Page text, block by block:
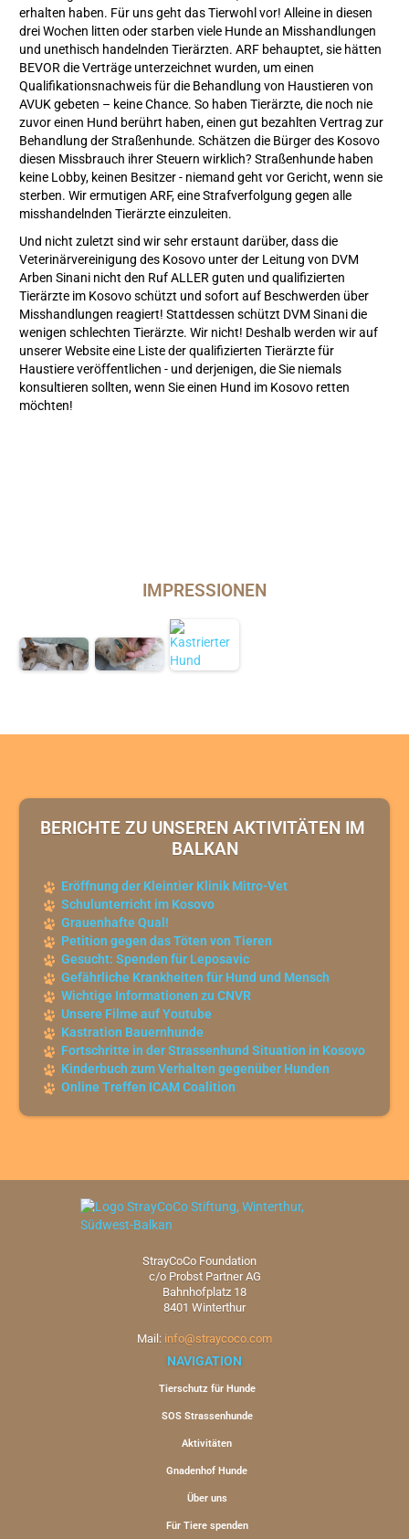
erhalten haben. Für uns geht das Tierwohl vor! Alleine in diesen
drei Wochen litten oder starben viele Hunde an Misshandlungen
und unethisch handelnden Tierärzten. ARF behauptet, sie hätten
BEVOR die Verträge unterzeichnet wurden, um einen
Qualifikationsnachweis für die Behandlung von Haustieren von
AVUK gebeten – keine Chance. So haben Tierärzte, die noch nie
zuvor einen Hund berührt haben, einen gut bezahlten Vertrag zur
Behandlung der Straßenhunde. Schätzen die Bürger des Kosovo
diesen Missbrauch ihrer Steuern wirklich? Straßenhunde haben
keine Lobby, keinen Besitzer - niemand geht vor Gericht, wenn sie
sterben. Wir ermutigen ARF, eine Strafverfolgung gegen alle
misshandelnden Tierärzte einzuleiten.
Und nicht zuletzt sind wir sehr erstaunt darüber, dass die
Veterinärvereinigung des Kosovo unter der Leitung von DVM
Arben Sinani nicht den Ruf ALLER guten und qualifizierten
Tierärzte im Kosovo schützt und sofort auf Beschwerden über
Misshandlungen reagiert! Stattdessen schützt DVM Sinani die
wenigen schlechten Tierärzte. Wir nicht! Deshalb werden wir auf
unserer Website eine Liste der qualifizierten Tierärzte für
Haustiere veröffentlichen - und derjenigen, die Sie niemals
konsultieren sollten, wenn Sie einen Hund im Kosovo retten
möchten!
IMPRESSIONEN
BERICHTE ZU UNSEREN AKTIVITÄTEN IM
BALKAN
Eröffnung der Kleintier Klinik Mitro-Vet
Schulunterricht im Kosovo
Grauenhafte Qual!
Petition gegen das Töten von Tieren
Gesucht: Spenden für Leposavic
Gefährliche Krankheiten für Hund und Mensch
Wichtige Informationen zu CNVR
Unsere Filme auf Youtube
Kastration Bauernhunde
Fortschritte in der Strassenhund Situation in Kosovo
Kinderbuch zum Verhalten gegenüber Hunden
Online Treffen ICAM Coalition
StrayCoCo Foundation
c/o Probst Partner AG
Bahnhofplatz 18
8401 Winterthur
Mail: info@straycoco.com
NAVIGATION
Tierschutz für Hunde
SOS Strassenhunde
Aktivitäten
Gnadenhof Hunde
Über uns
Für Tiere spenden